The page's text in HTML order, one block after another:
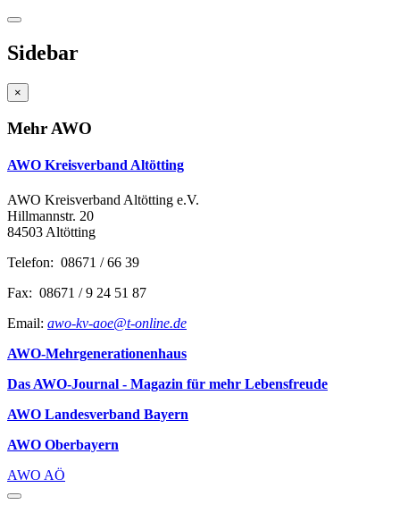
Sidebar
×
Mehr AWO
AWO Kreisverband Altötting
AWO Kreisverband Altötting e.V.
Hillmannstr. 20
84503 Altötting
Telefon: 08671 / 66 39
Fax: 08671 / 9 24 51 87
Email: awo-kv-aoe@t-online.de
AWO-Mehrgenerationenhaus
Das AWO-Journal - Magazin für mehr Lebensfreude
AWO Landesverband Bayern
AWO Oberbayern
AWO AÖ